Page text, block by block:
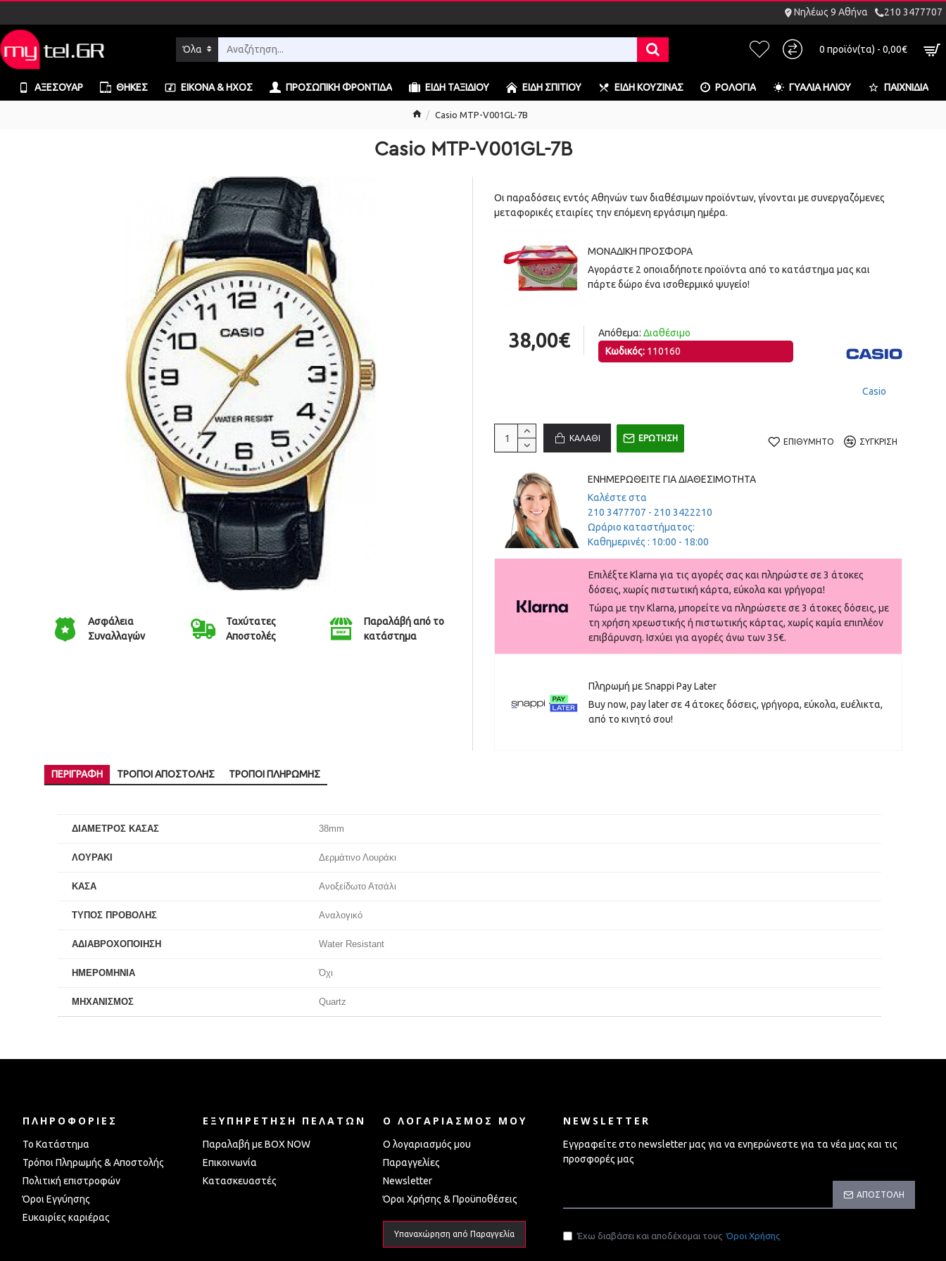
Νηλέως 9 Αθήνα 210 3477707
Όλα 0 προϊόν(τα) - 0,00€
ΑΞΕΣΟΥΆΡ ΘΉΚΕΣ ΕΙΚΌΝΑ & ΉΧΟΣ ΠΡΟΣΩΠΙΚΉ ΦΡΟΝΤΊΔΑ ΕΊΔΗ ΤΑΞΙΔΙΟΎ ΕΊΔΗ ΣΠΙΤΙΟΎ ΕΊΔΗ ΚΟΥΖΊΝΑΣ ΡΟΛΌΓΙΑ ΓΥΑΛΙΆ ΗΛΊΟΥ ΠΑΙΧΝΊΔΙΑ
Casio MTP-V001GL-7B
Casio MTP-V001GL-7B
Ασφάλεια
Συναλλαγών
Ταχύτατες
Αποστολές
Παραλάβή από το
κατάστημα
Οι παραδόσεις εντός Αθηνών των διαθέσιμων προϊόντων, γίνονται με συνεργαζόμενες
μεταφορικές εταιρίες την επόμενη εργάσιμη ημέρα.
ΜΟΝΑΔΙΚΉ ΠΡΟΣΦΟΡΆ
Αγοράστε 2 οποιαδήποτε προϊόντα από το κατάστημα μας και
πάρτε δώρο ένα ισοθερμικό ψυγείο!
38,00€ Απόθεμα: Διαθέσιμο
Κωδικός: 110160
Casio
ΚΑΛΆΘΙ ΕΡΏΤΗΣΗ ΕΠΙΘΥΜΗΤΌ ΣΎΓΚΡΙΣΗ
ΕΝΗΜΕΡΩΘΕΊΤΕ ΓΙΑ ΔΙΑΘΕΣΙΜΌΤΗΤΑ
Καλέστε στα
210 3477707 - 210 3422210
Ωράριο καταστήματος:
Καθημερινές : 10:00 - 18:00
Eπιλέξτε Klarna για τις αγορές σας και πληρώστε σε 3 άτοκες
δόσεις, χωρίς πιστωτική κάρτα, εύκολα και γρήγορα!
Τώρα με την Klarna, μπορείτε να πληρώσετε σε 3 άτοκες δόσεις, με
τη χρήση χρεωστικής ή πιστωτικής κάρτας, χωρίς καμία επιπλέον
επιβάρυνση. Ισχύει για αγορές άνω των 35€.
Πληρωμή με Snappi Pay Later
Buy now, pay later σε 4 άτοκες δόσεις, γρήγορα, εύκολα, ευέλικτα,
από το κινητό σου!
ΠΕΡΙΓΡΑΦΉ ΤΡΌΠΟΙ ΑΠΟΣΤΟΛΉΣ ΤΡΌΠΟΙ ΠΛΗΡΩΜΉΣ
ΔΙΑΜΕΤΡΟΣ ΚΑΣΑΣ 38mm
ΛΟΥΡΑΚΙ Δερμάτινο Λουράκι
ΚΑΣΑ Ανοξείδωτο Ατσάλι
ΤΥΠΟΣ ΠΡΟΒΟΛΗΣ Αναλογικό
ΑΔΙΑΒΡΟΧΟΠΟΙΗΣΗ Water Resistant
ΗΜΕΡΟΜΗΝΙΑ Όχι
ΜΗΧΑΝΙΣΜΟΣ Quartz
ΠΛΗΡΟΦΟΡΊΕΣ
Το Κατάστημα
Τρόποι Πληρωμής & Αποστολής
Πολιτική επιστροφών
Όροι Εγγύησης
Ευκαιρίες καριέρας
ΕΞΥΠΗΡΈΤΗΣΗ ΠΕΛΑΤΏΝ
Παραλαβή με BOX NOW
Επικοινωνία
Κατασκευαστές
Ο ΛΟΓΑΡΙΑΣΜΌΣ ΜΟΥ
Ο λογαριασμός μου
Παραγγελίες
Newsletter
Όροι Χρήσης & Προϋποθέσεις
Υπαναχώρηση από Παραγγελία
NEWSLETTER
Εγγραφείτε στο newsletter μας για να ενηερώνεστε για τα νέα μας και τις
προσφορές μας
ΑΠΟΣΤΟΛΉ
Έχω διαβάσει και αποδέχομαι τους Όροι Χρήσης